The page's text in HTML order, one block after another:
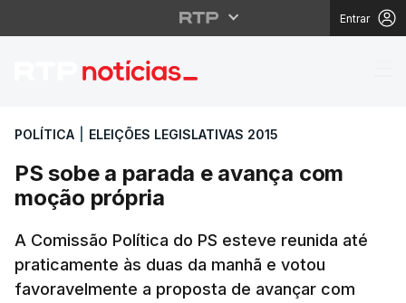
Entrar
PS sobe a parada e
POLÍTICA ELEIÇÕES LEGISLATIVAS 2015
PS sobe a parada e avança com
moção própria
A Comissão Política do PS esteve reunida até
praticamente às duas da manhã e votou
favoravelmente a proposta de avançar com